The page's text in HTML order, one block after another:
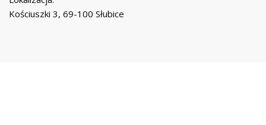
Kościuszki 3, 69-100 Słubice